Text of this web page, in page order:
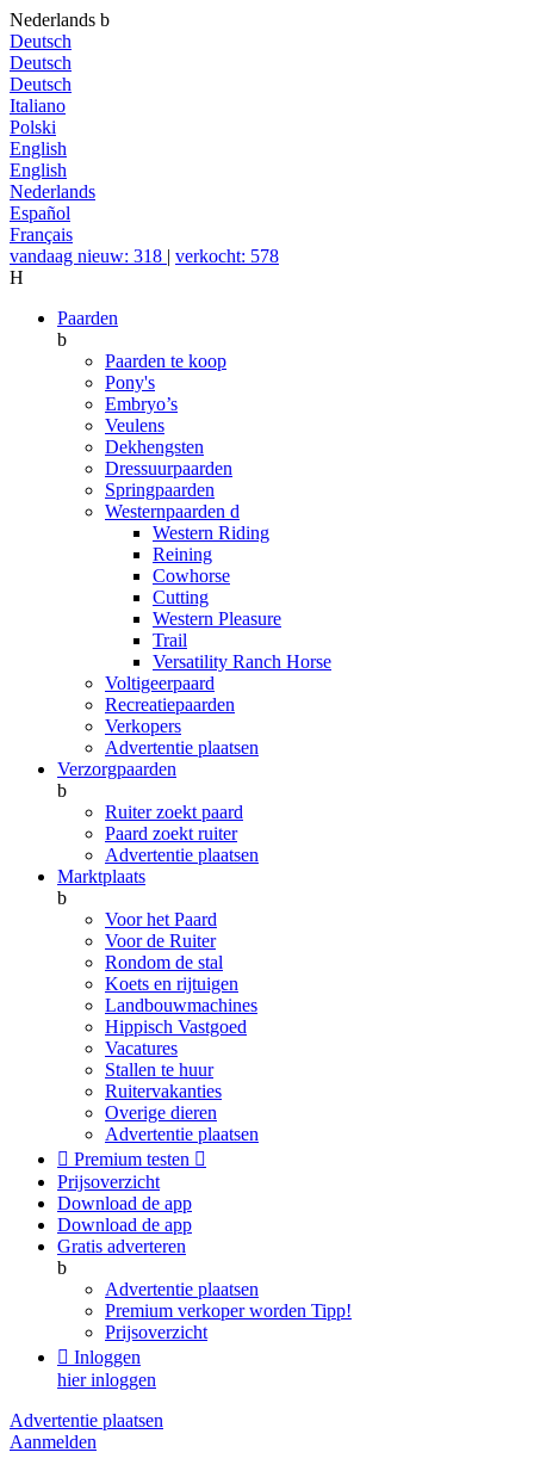
Nederlands b
Deutsch
Deutsch
Deutsch
Italiano
Polski
English
English
Nederlands
Español
Français
vandaag nieuw: 318 | verkocht: 578
H
Paarden
b
Paarden te koop
Pony's
Embryo’s
Veulens
Dekhengsten
Dressuurpaarden
Springpaarden
Westernpaarden d
Western Riding
Reining
Cowhorse
Cutting
Western Pleasure
Trail
Versatility Ranch Horse
Voltigeerpaard
Recreatiepaarden
Verkopers
Advertentie plaatsen
Verzorgpaarden
b
Ruiter zoekt paard
Paard zoekt ruiter
Advertentie plaatsen
Marktplaats
b
Voor het Paard
Voor de Ruiter
Rondom de stal
Koets en rijtuigen
Landbouwmachines
Hippisch Vastgoed
Vacatures
Stallen te huur
Ruitervakanties
Overige dieren
Advertentie plaatsen
 Premium testen 
Prijsoverzicht
Download de app
Download de app
Gratis adverteren
b
Advertentie plaatsen
Premium verkoper worden Tipp!
Prijsoverzicht
 Inloggen
hier inloggen
Advertentie plaatsen
Aanmelden